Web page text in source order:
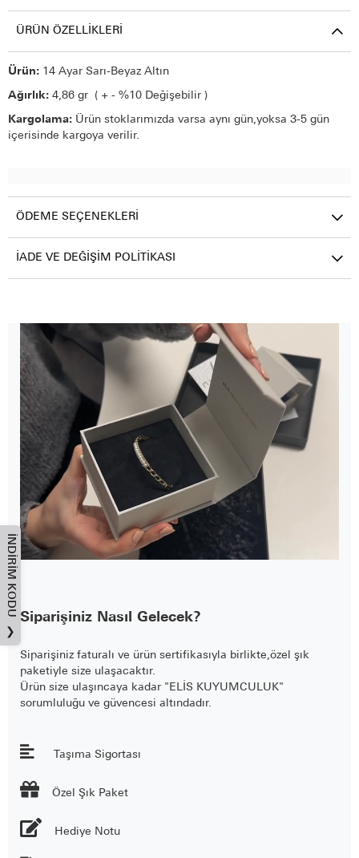
ÜRÜN ÖZELLIKLERI
Ürün: 14 Ayar Sarı-Beyaz Altın
Ağırlık: 4,86 gr ( + - %10 Değişebilir )
Kargolama: Ürün stoklarımızda varsa aynı gün,yoksa 3-5 gün
içerisinde kargoya verilir.
ÖDEME SEÇENEKLERI
İADE VE DEĞIŞIM POLITIKASI
Siparişiniz Nasıl Gelecek?
Siparişiniz faturalı ve ürün sertifikasıyla birlikte,özel şık
paketiyle size ulaşacaktır.
Ürün size ulaşıncaya kadar "ELİS KUYUMCULUK"
sorumluluğu ve güvencesi altındadır.
Taşıma Sigortası
 Özel Şık Paket
Hediye Notu
İNDIRIM KODU
❯